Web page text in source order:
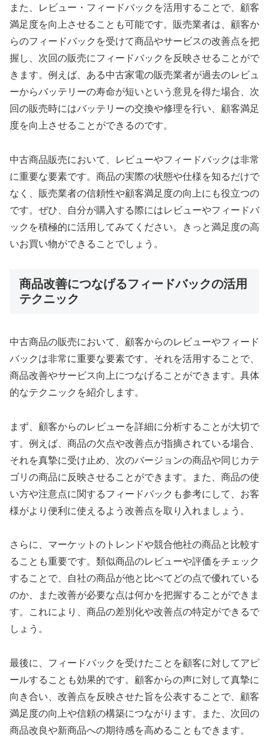
また、レビュー・フィードバックを活用することで、顧客
満足度を向上させることも可能です。販売業者は、顧客か
らのフィードバックを受けて商品やサービスの改善点を把
握し、次回の販売にフィードバックを反映させることがで
きます。例えば、ある中古家電の販売業者が過去のレビュ
ーからバッテリーの寿命が短いという意見を得た場合、次
回の販売時にはバッテリーの交換や修理を行い、顧客満足
度を向上させることができるのです。
中古商品販売において、レビューやフィードバックは非常
に重要な要素です。商品の実際の状態や仕様を知るだけで
なく、販売業者の信頼性や顧客満足度の向上にも役立つの
です。ぜひ、自分が購入する際にはレビューやフィードバ
ックを積極的に活用してみてください。きっと満足度の高
いお買い物ができることでしょう。
商品改善につなげるフィードバックの活用
テクニック
中古商品の販売において、顧客からのレビューやフィード
バックは非常に重要な要素です。それを活用することで、
商品改善やサービス向上につなげることができます。具体
的なテクニックを紹介します。
まず、顧客からのレビューを詳細に分析することが大切で
す。例えば、商品の欠点や改善点が指摘されている場合、
それを真摯に受け止め、次のバージョンの商品や同じカテ
ゴリの商品に反映させることができます。また、商品の使
い方や注意点に関するフィードバックも参考にして、お客
様がより便利に使えるよう改善点を取り入れましょう。
さらに、マーケットのトレンドや競合他社の商品と比較す
ることも重要です。類似商品のレビューや評価をチェック
することで、自社の商品が他と比べてどの点で優れている
のか、また改善が必要な点は何かを把握することができま
す。これにより、商品の差別化や改善点の特定ができるで
しょう。
最後に、フィードバックを受けたことを顧客に対してアピ
ールすることも効果的です。顧客からの声に対して真摯に
向き合い、改善点を反映させた旨を公表することで、顧客
満足度の向上や信頼の構築につながります。また、次回の
商品改良や新商品への期待感を高めることもできます。